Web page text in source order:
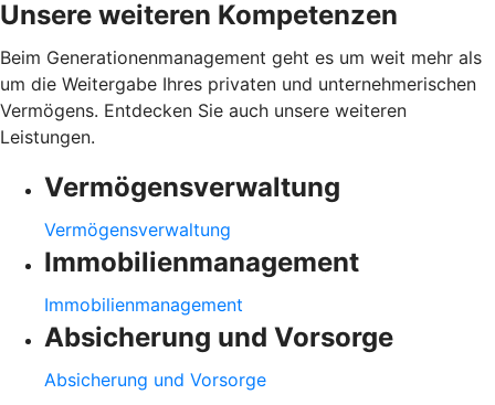
Unsere weiteren Kompetenzen
Beim Generationenmanagement geht es um weit mehr als
um die Weitergabe Ihres privaten und unternehmerischen
Vermögens. Entdecken Sie auch unsere weiteren
Leistungen.
Vermögensverwaltung
Vermögensverwaltung
Immobilienmanagement
Immobilienmanagement
Absicherung und Vorsorge
Absicherung und Vorsorge